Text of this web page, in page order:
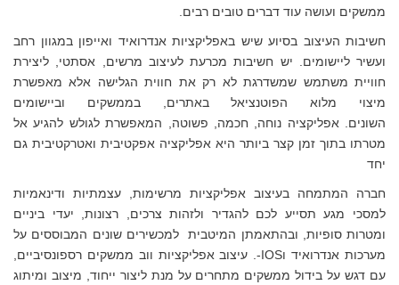
ממשקים ועושה עוד דברים טובים רבים.
חשיבות העיצוב בסיוע שיש באפליקציות אנדרואיד ואייפון במגוון רחב
ועשיר ליישומים. יש חשיבות מכרעת לעיצוב מרשים, אסתטי, ליצירת
חוויית משתמש שמשדרגת לא רק את חווית הגלישה אלא מאפשרת
מיצוי מלוא הפוטנציאל באתרים, בממשקים וביישומים
השונים. אפליקציה נוחה, חכמה, פשוטה, המאפשרת לגולש להגיע אל
מטרתו בתוך זמן קצר ביותר היא אפליקציה אפקטיבית ואטרקטיבית גם
יחד
חברה המתמחה בעיצוב אפליקציות מרשימות, עצמתיות ודינאמיות
למסכי מגע תסייע לכם להגדיר ולזהות צרכים, רצונות, יעדי ביניים
ומטרות סופיות, ובהתאמתן המיטבית למכשירים שונים המבוססים על
מערכות אנדרואיד וIOS-. עיצוב אפליקציות ווב ממשקים רספונסיביים,
עם דגש על בידול ממשקים מתחרים על מנת ליצור ייחוד, מיצוב ומיתוג